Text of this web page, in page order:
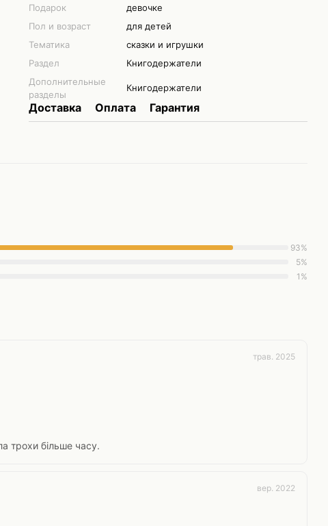
Подарок
девочке
Пол и возраст
для детей
Тематика
сказки и игрушки
Раздел
Книгодержатели
Дополнительные
разделы
Книгодержатели
Доставка Оплата Гарантия
93%
5%
1%
трав. 2025
трохи більше часу.
вер. 2022